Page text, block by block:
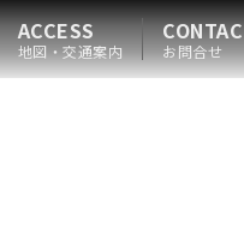
ACCESS
地図・交通案内 お問合せ